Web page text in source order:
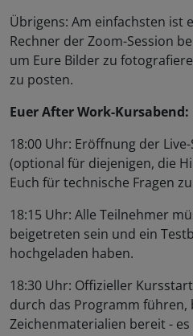
Übrigens: Am einfachsten ist
Rechner der Zoom-Session
um Eure Bilder zu
zu posten.
Euer After Work-Kursabend:
18:00 Uhr: Eröffnung der
(optional für diejenigen, die
Euch für technische Fragen
18:15 Uhr: Alle Teilnehmer
beigetreten sein und ein
hochgeladen haben.
18:30 Uhr: Offizieller
durch das Programm führen,
Zeichenmaterialien bereit -